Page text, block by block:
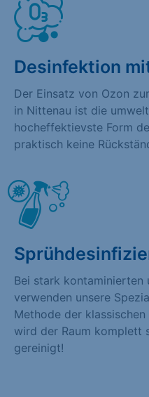
Desinfektion
Der Einsatz von Ozon
in Nittenau ist die
hocheffektievste Form
praktisch keine
Bei stark kontaminierten
verwenden unsere
Methode der
wird der Raum komplett
gereinigt!